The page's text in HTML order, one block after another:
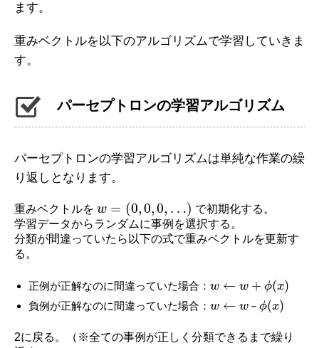
ます。
重みベクトルを以下のアルゴリズムで学習していきま
す。
パーセプトロンの学習アルゴリズム
パーセプトロンの学習アルゴリズムは単純な作業の繰
り返しとなります。
重みベクトルを w = (0,0,0, …) で初期化する。
学習データからランダムに事例を選択する。
分類が間違っていたら以下の式で重みベクトルを更新す
る。
正例が正解なのに間違っていた場合： w ← w + ϕ(x)
負例が正解なのに間違っていた場合： w ← w －ϕ(x)
2に戻る。（※全ての事例が正しく分類できるまで繰り